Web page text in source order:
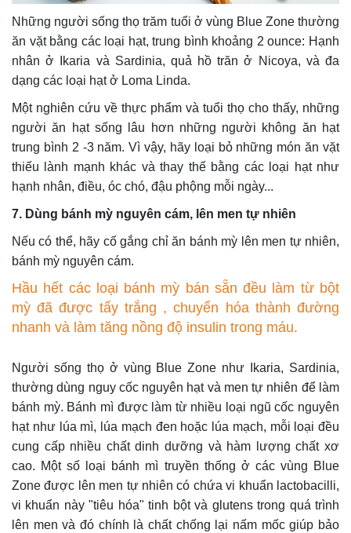
Những người sống thọ trăm tuổi ở vùng Blue Zone thường
ăn vặt bằng các loại hạt, trung bình khoảng 2 ounce: Hạnh
nhân ở Ikaria và Sardinia, quả hồ trăn ở Nicoya, và đa
dạng các loại hạt ở Loma Linda.
Một nghiên cứu về thực phẩm và tuổi thọ cho thấy, những
người ăn hạt sống lâu hơn những người không ăn hạt
trung bình 2 -3 năm. Vì vậy, hãy loại bỏ những món ăn vặt
thiếu lành mạnh khác và thay thế bằng các loại hạt như
hạnh nhân, điều, óc chó, đậu phộng mỗi ngày...
7. Dùng bánh mỳ nguyên cám, lên men tự nhiên
Nếu có thể, hãy cố gắng chỉ ăn bánh mỳ lên men tự nhiên,
bánh mỳ nguyên cám.
Hầu hết các loại bánh mỳ bán sẵn đều làm từ bột
mỳ đã được tẩy trắng , chuyển hóa thành đường
nhanh và làm tăng nồng độ insulin trong máu.
Người sống thọ ở vùng Blue Zone như Ikaria, Sardinia,
thường dùng nguy cốc nguyên hạt và men tự nhiên để làm
bánh mỳ. Bánh mì được làm từ nhiều loại ngũ cốc nguyên
hạt như lúa mì, lúa mạch đen hoặc lúa mạch, mỗi loại đều
cung cấp nhiều chất dinh dưỡng và hàm lượng chất xơ
cao. Một số loại bánh mì truyền thống ở các vùng Blue
Zone được lên men tự nhiên có chứa vi khuẩn lactobacilli,
vi khuẩn này "tiêu hóa" tinh bột và glutens trong quá trình
lên men và đó chính là chất chống lại nấm mốc giúp bảo